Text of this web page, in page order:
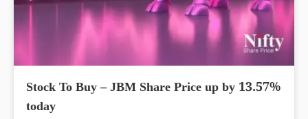
Stock To Buy – JBM Share Price up by 13.57%
today